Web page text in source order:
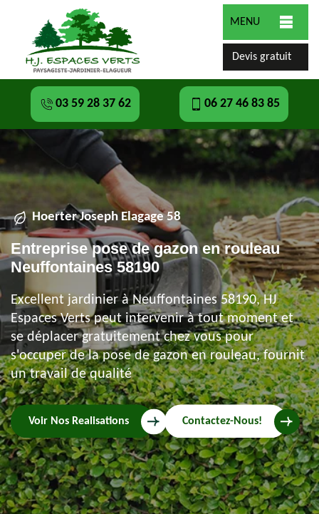
MENU
Devis gratuit
03 59 28 37 62 06 27 46 83 85
Hoerter Joseph Elagage 58
Entreprise pose de gazon en rouleau
Neuffontaines 58190
Excellent jardinier à Neuffontaines 58190, HJ
Espaces Verts peut intervenir à tout moment et
se déplacer gratuitement chez vous pour
s'occuper de la pose de gazon en rouleau, fournit
un travail de qualité
Voir Nos Realisations Contactez-Nous!